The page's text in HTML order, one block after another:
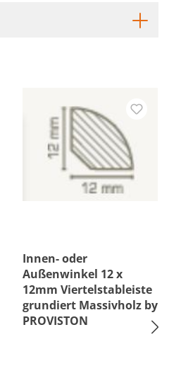
Innen- oder
Außenwinkel 12 x
12mm Viertelstableiste
grundiert Massivholz by
PROVISTON